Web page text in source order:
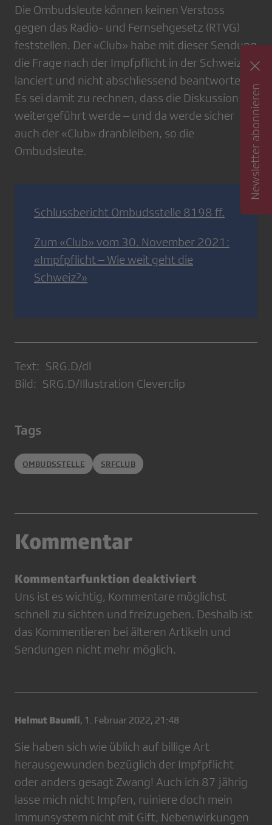
Die Ombudsleute können keinen Verstoss
gegen das Radio- und Fernsehgesetz (RTVG)
feststellen. Der «Club» habe mit dieser Sendung
die Frage nach der Impfpflicht in der Schweiz
lanciert und nicht abschliessend beantwortet.
Es sei damit zu rechnen, dass die Diskussion
weitergeführt werde – und da werde sicher
auch der «Club» dranbleiben, so die
Ombudsleute.
Schlussbericht Ombudsstelle 8198 ff.
Zum «Club» vom 30. November 2021:
«Impfpflicht – Wie weit geht die
Schweiz?»
Text: SRG.D/dl
Bild: SRG.D/Illustration Cleverclip
Tags
OMBUDSSTELLE SRFCLUB
Kommentar
Kommentarfunktion deaktiviert
Uns ist es wichtig, Kommentare möglichst
schnell zu sichten und freizugeben. Deshalb ist
das Kommentieren bei älteren Artikeln und
Sendungen nicht mehr möglich.
Helmut Baumli, 1. Februar 2022, 21:48
Sie haben sich wie üblich auf billige Art
herausgewunden bezüglich der Impfpflicht
oder anders gesagt Zwang! Auch ich 87 jährig
lasse mich nicht Impfen, ruiniere doch mein
Immunsystem nicht mit Gift, Nebenwirkungen
Newsletter abonnieren